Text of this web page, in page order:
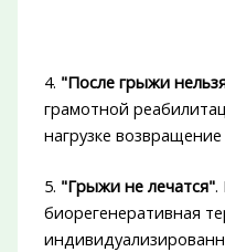
4. "После грыжи
грамотной
нагрузке
5. "Грыжи не лечатся".
биорегенеративная